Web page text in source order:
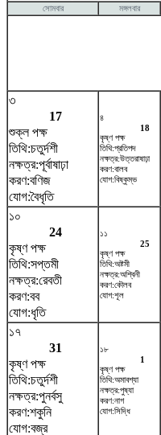
সোমবার মঙ্গলবার
৩
17
শুক্ল পক্ষ
তিথি:চতুর্দশী
নক্ষত্র:পূর্বাষাঢ়া
করণ:বণিজ
যোগ:বৈধৃতি
৪
18
কৃষ্ণ পক্ষ
তিথি:প্রতিপদ
নক্ষত্র:উত্তরাষাঢ়া
করণ:বালব
যোগ:বিষ্কুম্ভ
১০
24
কৃষ্ণ পক্ষ
তিথি:সপ্তমী
নক্ষত্র:রেবতী
করণ:বব
যোগ:ধৃতি
১১
25
কৃষ্ণ পক্ষ
তিথি:অষ্টমী
নক্ষত্র:অশ্বিনী
করণ:কৌলব
যোগ:শূল
১৭
31
কৃষ্ণ পক্ষ
তিথি:চতুর্দশী
নক্ষত্র:পুনর্বসু
করণ:শকুনি
যোগ:বজ্র
১৮
1
কৃষ্ণ পক্ষ
তিথি:অমাবশ্যা
নক্ষত্র:পুষ্যা
করণ:নাগ
যোগ:সিদ্ধি